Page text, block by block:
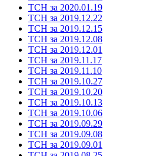
ТСН за 2020.01.19
ТСН за 2019.12.22
ТСН за 2019.12.15
ТСН за 2019.12.08
ТСН за 2019.12.01
ТСН за 2019.11.17
ТСН за 2019.11.10
ТСН за 2019.10.27
ТСН за 2019.10.20
ТСН за 2019.10.13
ТСН за 2019.10.06
ТСН за 2019.09.29
ТСН за 2019.09.08
ТСН за 2019.09.01